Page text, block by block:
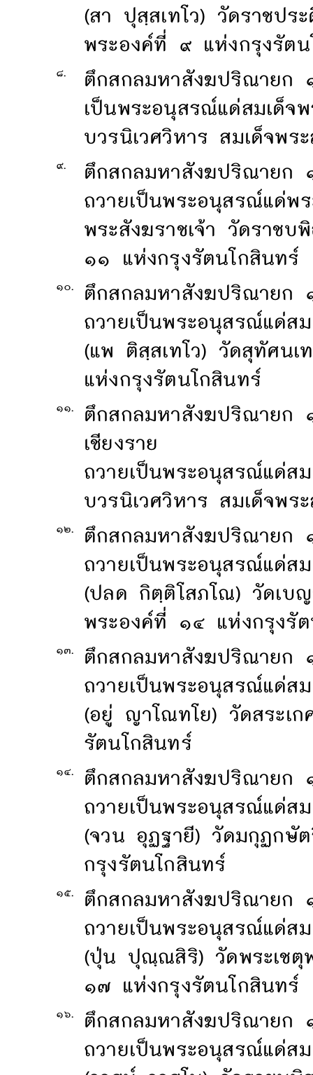
(สา ปุสฺสเทโว) วัดราชปร
พระองค์ที่ ๙ แห่งกรุงรัต
๘.
ตึกสกลมหาสังฆปริณายก
เป็นพระอนุสรณ์แด่สมเด็จ
บวรนิเวศวิหาร สมเด็จพ
๙.
ตึกสกลมหาสังฆปริณายก
ถวายเป็นพระอนุสรณ์แด่พ
พระสังฆราชเจ้า วัดราชบ
๑๑ แห่งกรุงรัตนโกสินทร์
๑๐.
ตึกสกลมหาสังฆปริณายก
ถวายเป็นพระอนุสรณ์แด่ส
(แพ ติสฺสเทโว) วัดสุทัศนเ
แห่งกรุงรัตนโกสินทร์
๑๑.
ตึกสกลมหาสังฆปริณายก
เชียงราย
ถวายเป็นพระอนุสรณ์แด่ส
บวรนิเวศวิหาร สมเด็จพ
๑๒.
ตึกสกลมหาสังฆปริณายก
ถวายเป็นพระอนุสรณ์แด่ส
(ปลด กิตฺติโสภโณ) วัดเบ
พระองค์ที่ ๑๔ แห่งกรุงรั
๑๓.
ตึกสกลมหาสังฆปริณายก
ถวายเป็นพระอนุสรณ์แด่ส
(อยู่ ญาโณทโย) วัดสระเ
รัตนโกสินทร์
๑๔.
ตึกสกลมหาสังฆปริณายก
ถวายเป็นพระอนุสรณ์แด่ส
(จวน อุฏฐายี) วัดมกุฏกษั
กรุงรัตนโกสินทร์
๑๕.
ตึกสกลมหาสังฆปริณายก
ถวายเป็นพระอนุสรณ์แด่ส
(ปุ่น ปุณฺณสิริ) วัดพระเชตุ
๑๗ แห่งกรุงรัตนโกสินทร์
๑๖.
ตึกสกลมหาสังฆปริณายก
ถวายเป็นพระอนุสรณ์แด่ส